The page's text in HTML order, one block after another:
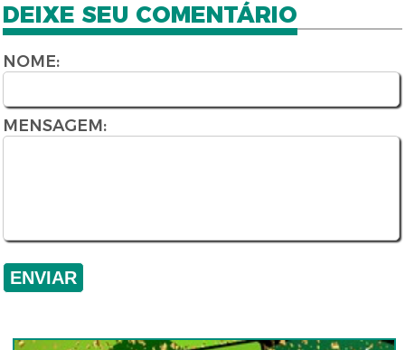
DEIXE SEU COMENTÁRIO
NOME:
MENSAGEM: